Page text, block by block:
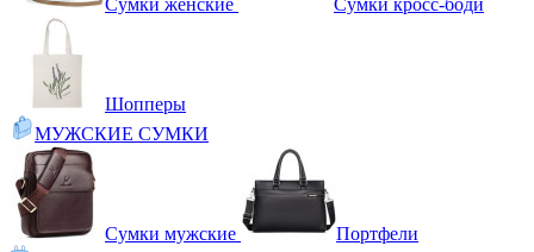
Сумки женские Сумки кросс-боди
Шопперы
МУЖСКИЕ СУМКИ
Сумки мужские
Портфели